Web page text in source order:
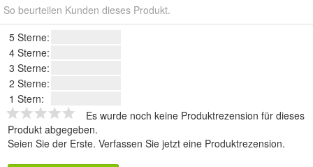
So beurteilen Kunden dieses Produkt.
5 Sterne:
4 Sterne:
3 Sterne:
2 Sterne:
1 Stern:
Es wurde noch keine Produktrezension für dieses
Produkt abgegeben.
Seien Sie der Erste. Verfassen Sie jetzt eine Produktrezension.